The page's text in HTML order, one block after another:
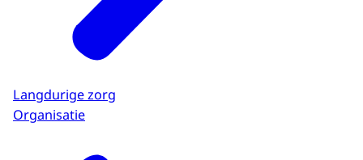
Langdurige zorg
Organisatie